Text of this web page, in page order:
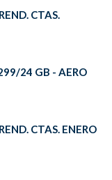
CTAS.
24 GB - AERO
CTAS. ENERO